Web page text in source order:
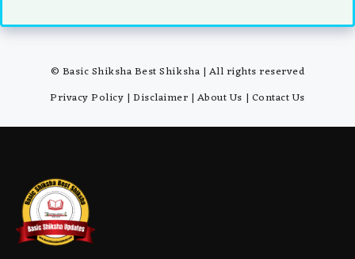
© Basic Shiksha Best Shiksha | All rights reserved
Privacy Policy |Disclaimer | About Us | Contact Us